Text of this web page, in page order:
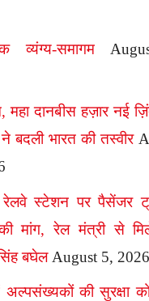
व्यंग्य-समागम
महा दानबीस हज़ार नई
बदली भारत की तस्वीर
रेलवे स्टेशन पर पैसेंजर
मांग, रेल मंत्री से
बघेल August 5, 2026
अल्पसंख्यकों की सुरक्षा